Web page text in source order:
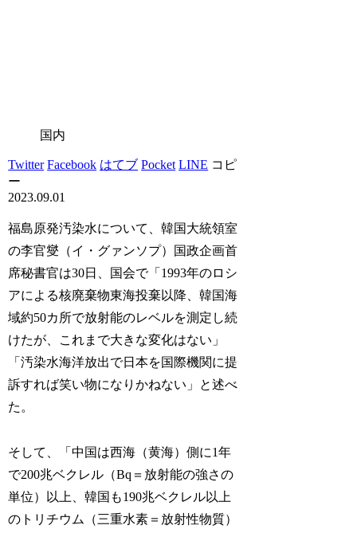
国内
Twitter Facebook はてブ Pocket LINE コピ
ー
2023.09.01
福島原発汚染水について、韓国大統領室
の李官燮（イ・グァンソプ）国政企画首
席秘書官は30日、国会で「1993年のロシ
アによる核廃棄物東海投棄以降、韓国海
域約50カ所で放射能のレベルを測定し続
けたが、これまで大きな変化はない」
「汚染水海洋放出で日本を国際機関に提
訴すれば笑い物になりかねない」と述べ
た。
そして、「中国は西海（黄海）側に1年
で200兆ベクレル（Bq＝放射能の強さの
単位）以上、韓国も190兆ベクレル以上
のトリチウム（三重水素＝放射性物質）